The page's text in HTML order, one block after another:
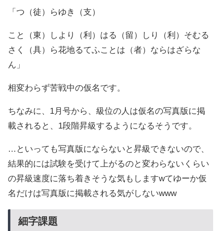
「つ（徒）らゆき（支）
こと（東）しより（利）はる（留）しり（利）そむる
さく（具）ら花地るてふことは（者）ならはざらな
ん」
相変わらず苦戦中の仮名です。
ちなみに、1月号から、級位の人は仮名の写真版に掲
載されると、1段階昇級するようになるそうです。
…といっても写真版にならないと昇級できないので、
結果的には試験を受けて上がるのと変わらないくらい
の昇級速度に落ち着きそうな気もしますwてゆーか仮
名だけは写真版に掲載される気がしないwww
細字課題